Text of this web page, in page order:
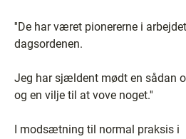
''De har været pionererne i
dagsordenen.
Jeg har sjældent mødt en sådan
og en vilje til at vove noget.''
I modsætning til normal praksis i